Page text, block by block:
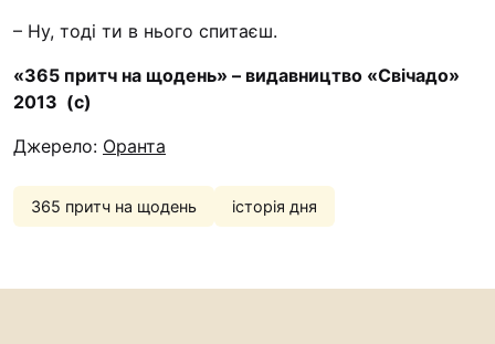
– Ну, тоді ти в нього спитаєш.
«365 притч на щодень» – видавництво «Свічадо»
2013 (с)
Джерело: Оранта
365 притч на щодень історія дня